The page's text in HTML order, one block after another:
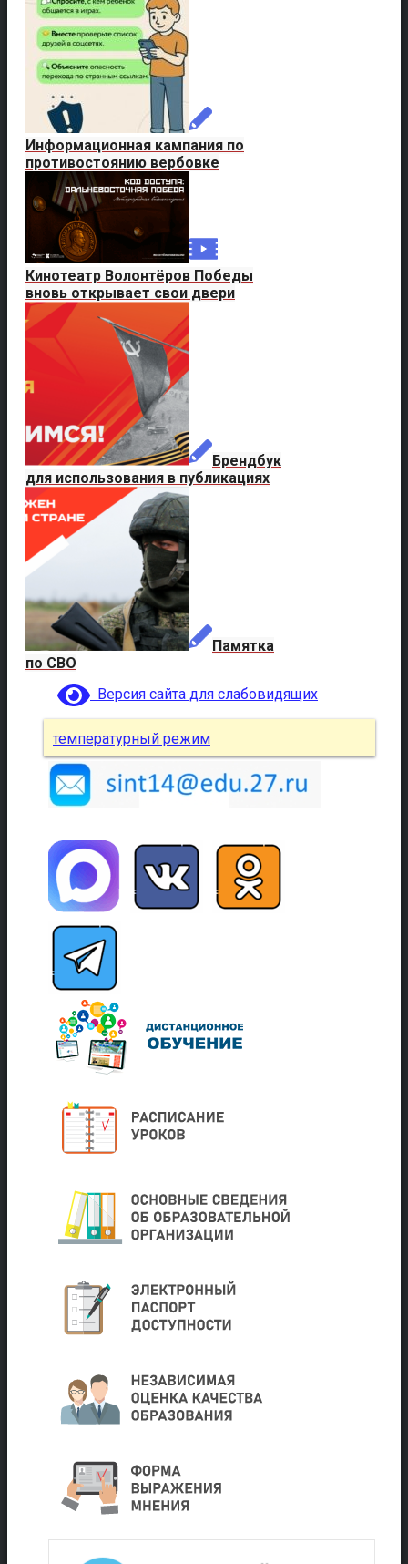
Информационная кампания по
противостоянию вербовке
Кинотеатр Волонтёров Победы
вновь открывает свои двери
Брендбук
для использования в публикациях
Памятка
по СВО
Версия сайта для слабовидящих
температурный режим